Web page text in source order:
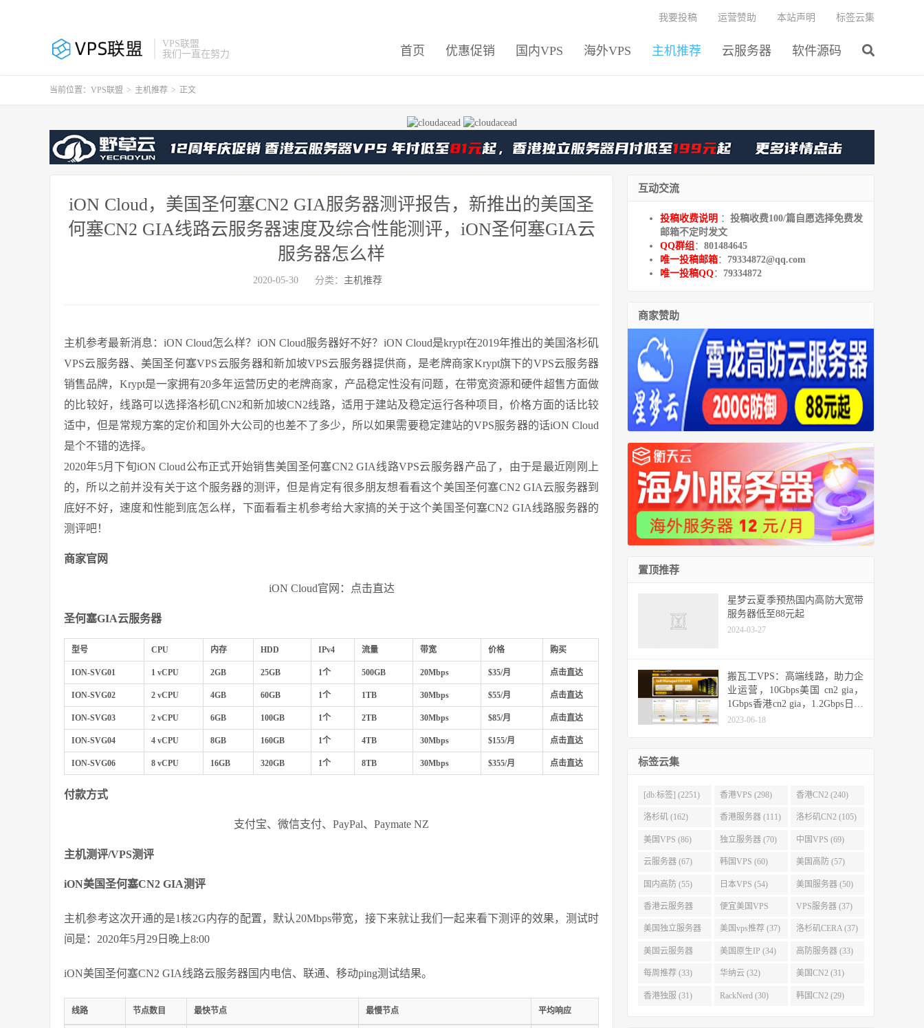
VPS联盟
我们一直在努力
首页 优惠促销 国内VPS 海外VPS 主机推荐 云服务器 软件源码
我要投稿 运营赞助 本站声明 标签云集
当前位置： VPS联盟 > 主机推荐 > 正文
iON Cloud，美国圣何塞CN2 GIA服务器测评报告，新推出的美国圣
何塞CN2 GIA线路云服务器速度及综合性能测评，iON圣何塞GIA云
服务器怎么样
2020-05-30 分类： 主机推荐
主机参考最新消息：iON Cloud怎么样？iON Cloud服务器好不好？iON Cloud是krypt在2019年推出的美国洛杉矶
VPS云服务器、美国圣何塞VPS云服务器和新加坡VPS云服务器提供商，是老牌商家Krypt旗下的VPS云服务器
销售品牌，Krypt是一家拥有20多年运营历史的老牌商家，产品稳定性没有问题，在带宽资源和硬件超售方面做
的比较好，线路可以选择洛杉矶CN2和新加坡CN2线路，适用于建站及稳定运行各种项目，价格方面的话比较
适中，但是常规方案的定价和国外大公司的也差不了多少，所以如果需要稳定建站的VPS服务器的话iON Cloud
是个不错的选择。
2020年5月下旬iON Cloud公布正式开始销售美国圣何塞CN2 GIA线路VPS云服务器产品了，由于是最近刚刚上
的，所以之前并没有关于这个服务器的测评，但是肯定有很多朋友想看看这个美国圣何塞CN2 GIA云服务器到
底好不好，速度和性能到底怎么样，下面看看主机参考给大家搞的关于这个美国圣何塞CN2 GIA线路服务器的
测评吧！
商家官网
iON Cloud官网：点击直达
圣何塞GIA云服务器
型号 CPU 内存 HDD IPv4 流量 带宽 价格 购买
ION-SVG01 1 vCPU 2GB 25GB 1个 500GB 20Mbps $35/月 点击直达
ION-SVG02 2 vCPU 4GB 60GB 1个 1TB 30Mbps $55/月 点击直达
ION-SVG03 2 vCPU 6GB 100GB 1个 2TB 30Mbps $85/月 点击直达
ION-SVG04 4 vCPU 8GB 160GB 1个 4TB 30Mbps $155/月 点击直达
ION-SVG06 8 vCPU 16GB 320GB 1个 8TB 30Mbps $355/月 点击直达
付款方式
支付宝、微信支付、PayPal、Paymate NZ
主机测评/VPS测评
iON美国圣何塞CN2 GIA测评
主机参考这次开通的是1核2G内存的配置，默认20Mbps带宽，接下来就让我们一起来看下测评的效果，测试时
间是：2020年5月29日晚上8:00
iON美国圣何塞CN2 GIA线路云服务器国内电信、联通、移动ping测试结果。
线路 节点数目 最快节点 最慢节点 平均响应
互动交流
投稿收费说明 ： 投稿收费100/篇自愿选择免费发
邮箱不定时发文
QQ群组 ： 801484645
唯一投稿邮箱： 79334872@qq.com
唯一投稿QQ： 79334872
商家赞助
置顶推荐
星梦云夏季预热国内高防大宽带
服务器低至88元起
2024-03-27
搬瓦工VPS：高端线路，助力企
业运营，10Gbps美国 cn2 gia，
1Gbps香港cn2 gia，1.2Gbps日本
cn2 gia，10Gbps日本软银
2023-06-18
标签云集
[db:标签] (2251) 香港VPS (298) 香港CN2 (240)
洛杉矶 (162) 香港服务器 (111) 洛杉矶CN2 (105)
美国VPS (86) 独立服务器 (70) 中国VPS (69)
云服务器 (67) 韩国VPS (60) 美国高防 (57)
国内高防 (55) 日本VPS (54) 美国服务器 (50)
香港云服务器
(40)
便宜美国VPS
(38)
VPS服务器 (37)
美国独立服务器
(37)
美国vps推荐 (37) 洛杉矶CERA (37)
美国云服务器
(34)
美国原生IP (34) 高防服务器 (33)
每周推荐 (33) 华纳云 (32) 美国CN2 (31)
香港独服 (31) RackNerd (30) 韩国CN2 (29)